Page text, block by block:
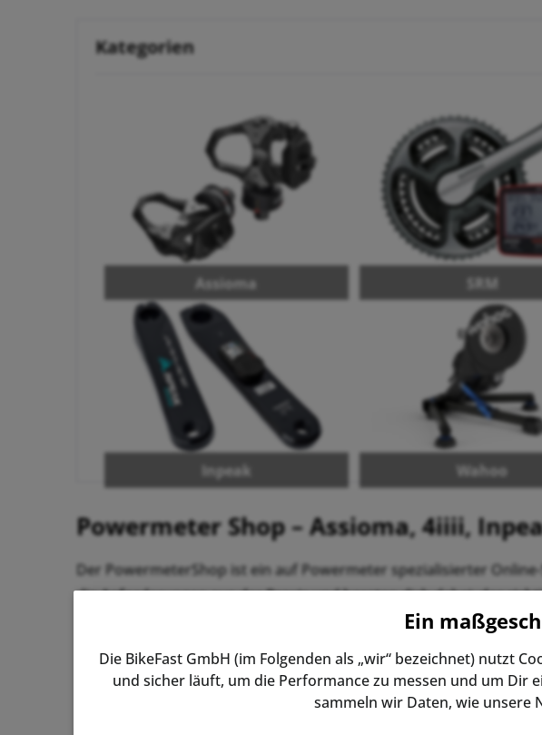
Kategorien
Assioma SRM
Inpeak Wahoo
Powermeter Shop – Assioma, 4iiii,
Der PowermeterShop ist ein auf Powermeter spezialisierter
die Anforderungen aus der Praxis und beraten dich dabei, das
Rennrad Werkstatt
Unsere meistverkauften Powermeter
sind unsere klaren Topseller. Als
Ein
Die BikeFast GmbH (im Folgenden als „wir“ bezeichnet) nutzt
und sicher läuft, um die Performance zu messen und um Dir
sammeln wir Daten, wie unsere